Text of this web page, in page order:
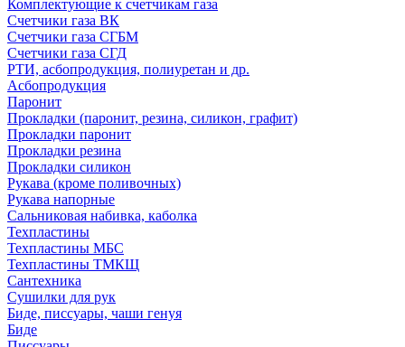
Комплектующие к счетчикам газа
Счетчики газа ВК
Счетчики газа СГБМ
Счетчики газа СГД
РТИ, асбопродукция, полиуретан и др.
Асбопродукция
Паронит
Прокладки (паронит, резина, силикон, графит)
Прокладки паронит
Прокладки резина
Прокладки силикон
Рукава (кроме поливочных)
Рукава напорные
Сальниковая набивка, каболка
Техпластины
Техпластины МБС
Техпластины ТМКЩ
Сантехника
Сушилки для рук
Биде, писсуары, чаши генуя
Биде